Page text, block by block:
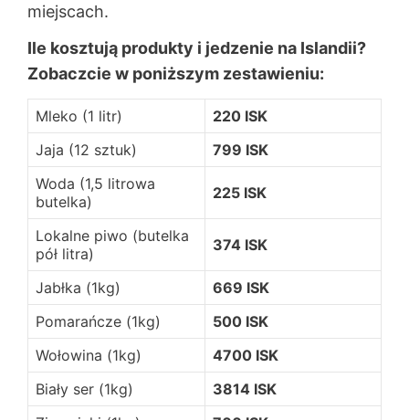
miejscach.
Ile kosztują produkty i jedzenie na Islandii?
Zobaczcie w poniższym zestawieniu:
Mleko (1 litr)
220 ISK
Jaja (12 sztuk)
799 ISK
Woda (1,5 litrowa
butelka)
225 ISK
Lokalne piwo (butelka
pół litra)
374 ISK
Jabłka (1kg)
669 ISK
Pomarańcze (1kg)
500 ISK
Wołowina (1kg)
4700 ISK
Biały ser (1kg)
3814 ISK